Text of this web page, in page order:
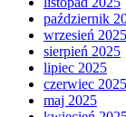
październik
wrzesień 2025
sierpień 2025
lipiec 2025
czerwiec 2025
maj 2025